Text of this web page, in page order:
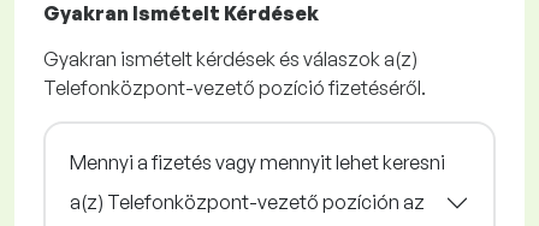
Gyakran Ismételt Kérdések
Gyakran ismételt kérdések és válaszok a(z)
Telefonközpont-vezető pozíció fizetéséről.
Mennyi a fizetés vagy mennyit lehet keresni
a(z) Telefonközpont-vezető pozíción az